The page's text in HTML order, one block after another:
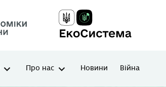
Про нас Новини Війна